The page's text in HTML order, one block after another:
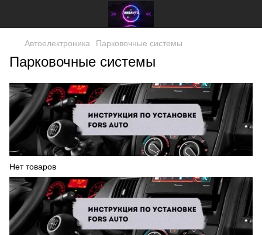
Автоелектроника Парковочные системы
Парковочные системы
Нет товаров